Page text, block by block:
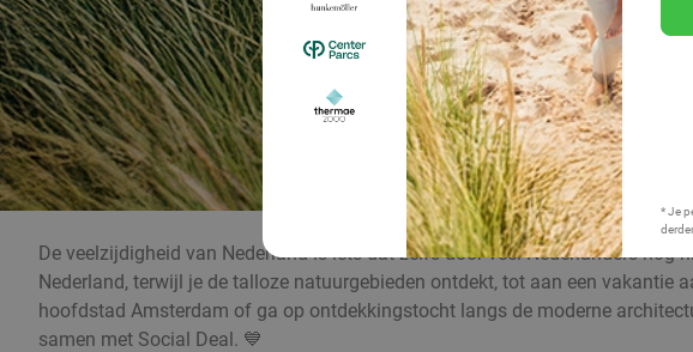
* Je
De veelzijdigheid van Nederland is iets dat zelfs door veel Nederlanders
Nederland, terwijl je de talloze natuurgebieden ontdekt, tot aan een vakantie
hoofdstad Amsterdam of ga op ontdekkingstocht langs de moderne
samen met Social Deal. 💙